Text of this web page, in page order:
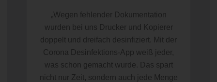
„Wegen fehlender Dokumentation
wurden bei uns Drucker und Kopierer
doppelt und dreifach desinfiziert. Mit der
Corona Desinfektions-App weiß jeder,
was schon gemacht wurde. Das spart
nicht nur Zeit, sondern auch jede Menge